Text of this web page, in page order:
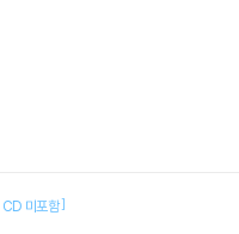
CD 미포함]